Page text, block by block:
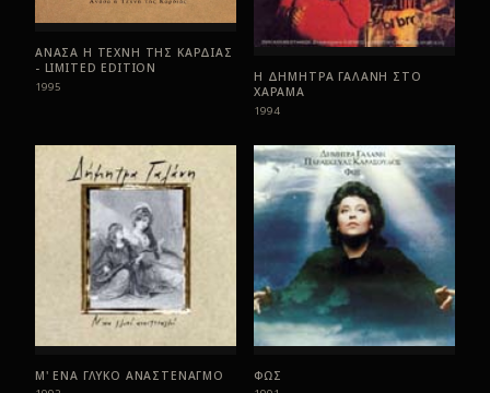
ΑΝΑΣΑ Η ΤΕΧΝΗ ΤΗΣ ΚΑΡΔΙΑΣ
- LIMITED EDITION
1995
Η ΔΗΜΗΤΡΑ ΓΑΛΑΝΗ ΣΤΟ
ΧΑΡΑΜΑ
1994
Μ' ΕΝΑ ΓΛΥΚΟ ΑΝΑΣΤΕΝΑΓΜΟ ΦΩΣ